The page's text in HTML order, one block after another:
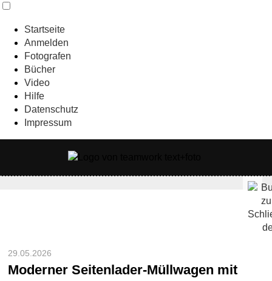
Startseite
Anmelden
Fotografen
Bücher
Video
Hilfe
Datenschutz
Impressum
29.05.2026
Moderner Seitenlader-Müllwagen mit